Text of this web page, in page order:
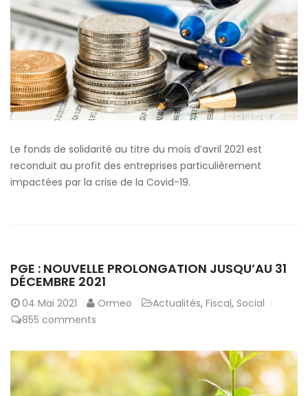
Le fonds de solidarité au titre du mois d’avril 2021 est
reconduit au profit des entreprises particulièrement
impactées par la crise de la Covid-19.
PGE : NOUVELLE PROLONGATION JUSQU’AU 31
DÉCEMBRE 2021
04 Mai 2021 Ormeo Actualités, Fiscal, Social
855 comments